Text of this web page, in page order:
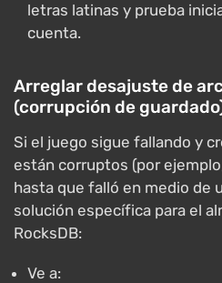
letras latinas y prueba
cuenta.
Arreglar desajuste de
(corrupción de
Si el juego sigue fallando y
están corruptos (por
hasta que falló en medio de
solución específica para el
RocksDB:
Ve a: